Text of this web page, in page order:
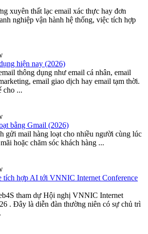
xuyên thất lạc email xác thực hay đơn
nghiệp vận hành hệ thống, việc tích hợp
hiện nay (2026)
thông dụng như email cá nhân, email
email giao dịch hay email tạm thời.
cho ...
bằng Gmail (2026)
gửi mail hàng loạt cho nhiều người cùng lúc
hoặc chăm sóc khách hàng ...
tích hợp AI tới VNNIC Internet Conference
tham dự Hội nghị VNNIC Internet
. Đây là diễn đàn thường niên có sự chủ trì